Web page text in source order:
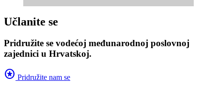
Učlanite se
Pridružite se vodećoj međunarodnoj poslovnoj
zajednici u Hrvatskoj.
stars Pridružite nam se